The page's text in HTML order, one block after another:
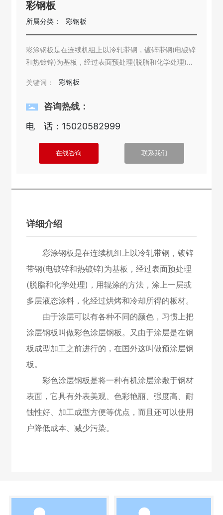
彩钢板
所属分类： 彩钢板
彩涂钢板是在连续机组上以冷轧带钢，镀锌带钢(电镀锌
和热镀锌)为基板，经过表面预处理(脱脂和化学处理)，
和冷却所得的板材。
关键词： 彩钢板
咨询热线：
电 话： 15020582999
在线咨询 联系我们
详细介绍
彩涂钢板是在连续机组上以冷轧带钢，镀锌
带钢(电镀锌和热镀锌)为基板，经过表面预处理
(脱脂和化学处理)，用辊涂的方法，涂上一层或
多层液态涂料，化经过烘烤和冷却所得的板材。
由于涂层可以有各种不同的颜色，习惯上把
涂层钢板叫做彩色涂层钢板。又由于涂层是在钢
板成型加工之前进行的，在国外这叫做预涂层钢
板。
彩色涂层钢板是将一种有机涂层涂敷于钢材
表面，它具有外表美观、色彩艳丽、强度高、耐
蚀性好、加工成型方便等优点，而且还可以使用
户降低成本、减少污染。